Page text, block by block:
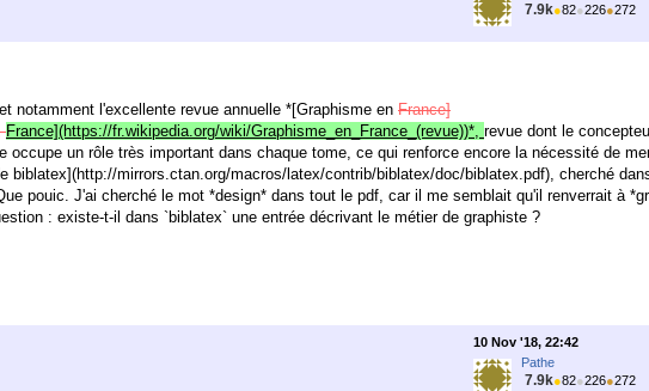
7.9k●82●226●272
notamment l'excellente revue annuelle *[Graphisme en France]
France](https://fr.wikipedia.org/wiki/Graphisme_en_France_(revue))*, revue dont le
occupe un rôle très important dans chaque tome, ce qui renforce encore la nécessité de
biblatex](http://mirrors.ctan.org/macros/latex/contrib/biblatex/doc/biblatex.pdf), cherché
pouic. J'ai cherché le mot *design* dans tout le pdf, car il me semblait qu'il renverrait à
: existe-t-il dans `biblatex` une entrée décrivant le métier de graphiste ?
10 Nov '18, 22:42
Pathe
7.9k●82●226●272